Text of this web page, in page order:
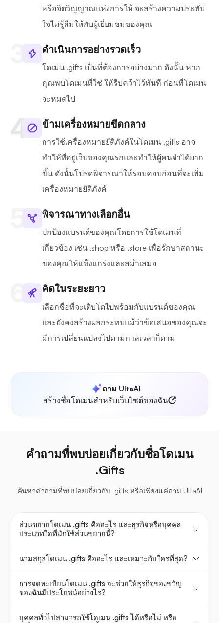
หรือจิตวิญญาณแห่งการให้ จะสร้างความประทับ
ใจไม่รู้ลืมให้กับผู้เยี่ยมชมของคุณ
ดำเนินการอย่างรวดเร็ว
โดเมน .gifts เป็นที่ต้องการอย่างมาก ดังนั้น หาก
คุณพบโดเมนที่ใช่ ให้รีบคว้าไว้ทันที ก่อนที่โดเมน
จะหมดไป
ข้ามเครื่องหมายขีดกลาง
การใช้เครื่องหมายยัติภังค์ในโดเมน .gifts อาจ
ทำให้ที่อยู่เว็บของคุณรกและทำให้ผู้คนจำได้ยาก
ขึ้น ดังนั้นโปรดพิจารณาให้รอบคอบก่อนที่จะเพิ่ม
เครื่องหมายยัติภังค์
พิจารณาทางเลือกอื่น
ปกป้องแบรนด์ของคุณโดยการใช้โดเมนที่
เกี่ยวข้อง เช่น .shop หรือ .store เพื่อรักษาสถานะ
ของคุณให้แข็งแกร่งและสม่ำเสมอ
คิดในระยะยาว
เลือกชื่อที่จะเติบโตไปพร้อมกับแบรนด์ของคุณ
และยังคงสร้างผลกระทบแม้ว่าข้อเสนอของคุณจะ
มีการเปลี่ยนแปลงไปตามกาลเวลาก็ตาม
ถาม UltaAI
สร้างชื่อโดเมนสำหรับเว็บไซต์ของฉัน
คำถามที่พบบ่อยเกี่ยวกับชื่อโดเมน
.Gifts
ค้นหาคำถามที่พบบ่อยเกี่ยวกับ .gifts หรือเพียงแค่ถาม UltaAI
ส่วนขยายโดเมน .gifts คืออะไร และธุรกิจหรือบุคคล
ประเภทใดที่มักใช้ส่วนขยายนี้?
นามสกุลโดเมน .gifts คืออะไร และเหมาะกับใครที่สุด?
การจดทะเบียนโดเมน .gifts จะช่วยให้ธุรกิจของขวัญ
ของฉันมีประโยชน์อย่างไร?
บุคคลทั่วไปสามารถใช้โดเมน .gifts ได้หรือไม่ หรือ